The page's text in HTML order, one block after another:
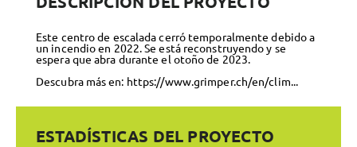
Este centro de escalada cerró temporalmente debido a
un incendio en 2022. Se está reconstruyendo y se
espera que abra durante el otoño de 2023.
Descubra más en: https://www.grimper.ch/en/clim...
ESTADÍSTICAS DEL PROYECTO